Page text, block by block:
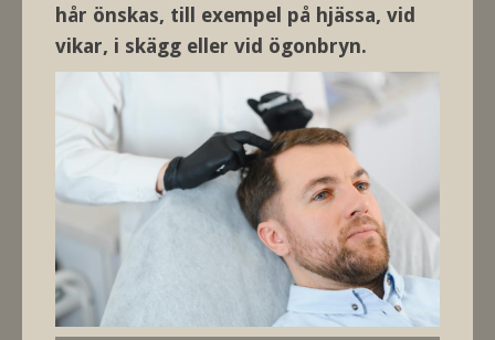
hår önskas, till exempel på hjässa, vid
vikar, i skägg eller vid ögonbryn.